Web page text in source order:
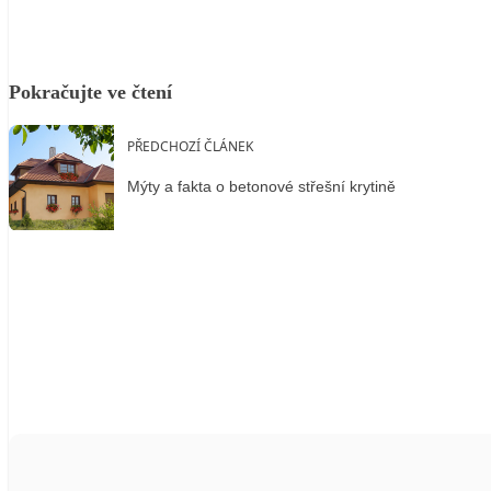
Pokračujte ve čtení
PŘEDCHOZÍ ČLÁNEK
Mýty a fakta o betonové střešní krytině